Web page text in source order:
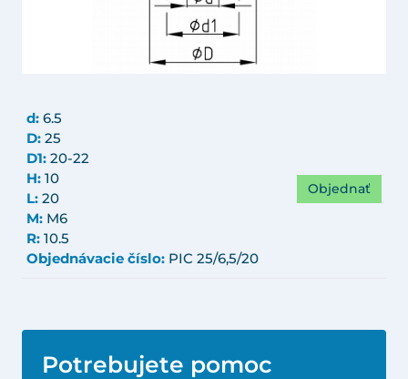
d: 6.5
D: 25
D1: 20-22
H: 10
L: 20
M: M6
R: 10.5
Objednávacie číslo: PIC 25/6,5/20
Objednať
Potrebujete pomoc